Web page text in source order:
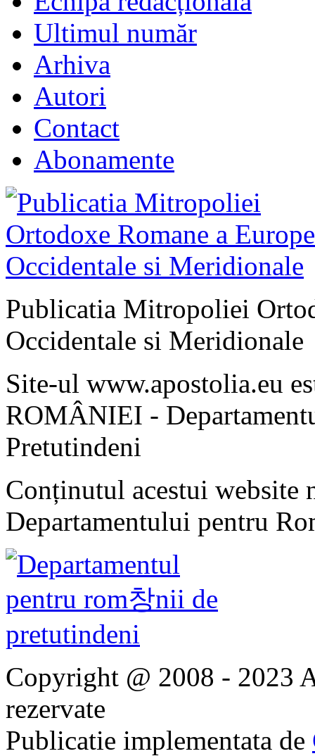
Ultimul număr
Arhiva
Autori
Contact
Abonamente
Publicatia Mitropoliei
Occidentale si Meridionale
Site-ul www.apostolia.eu
ROMÂNIEI -
Pretutindeni
Conținutul acestui website
Departamentului pentru
Copyright @ 2008 - 2023
rezervate
Publicatie implementata de